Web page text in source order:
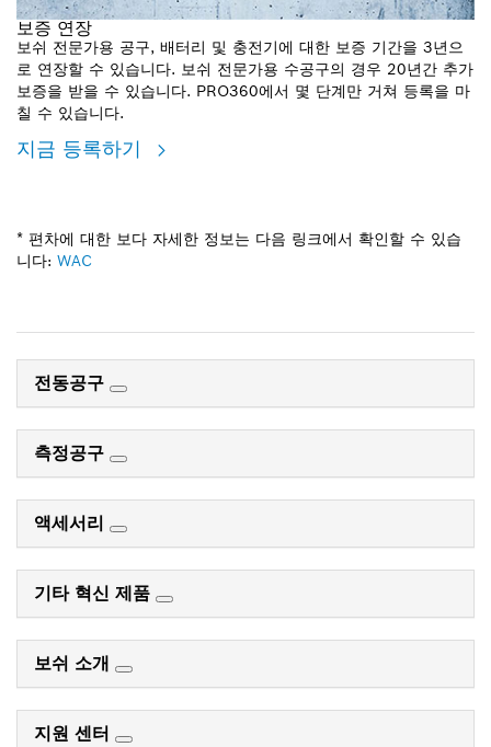
보증 연장
보쉬 전문가용 공구, 배터리 및 충전기에 대한 보증 기간을 3년으
로 연장할 수 있습니다. 보쉬 전문가용 수공구의 경우 20년간 추가
보증을 받을 수 있습니다. PRO360에서 몇 단계만 거쳐 등록을 마
칠 수 있습니다.
지금 등록하기
* 편차에 대한 보다 자세한 정보는 다음 링크에서 확인할 수 있습
니다: WAC
전동공구
측정공구
액세서리
기타 혁신 제품
보쉬 소개
지원 센터